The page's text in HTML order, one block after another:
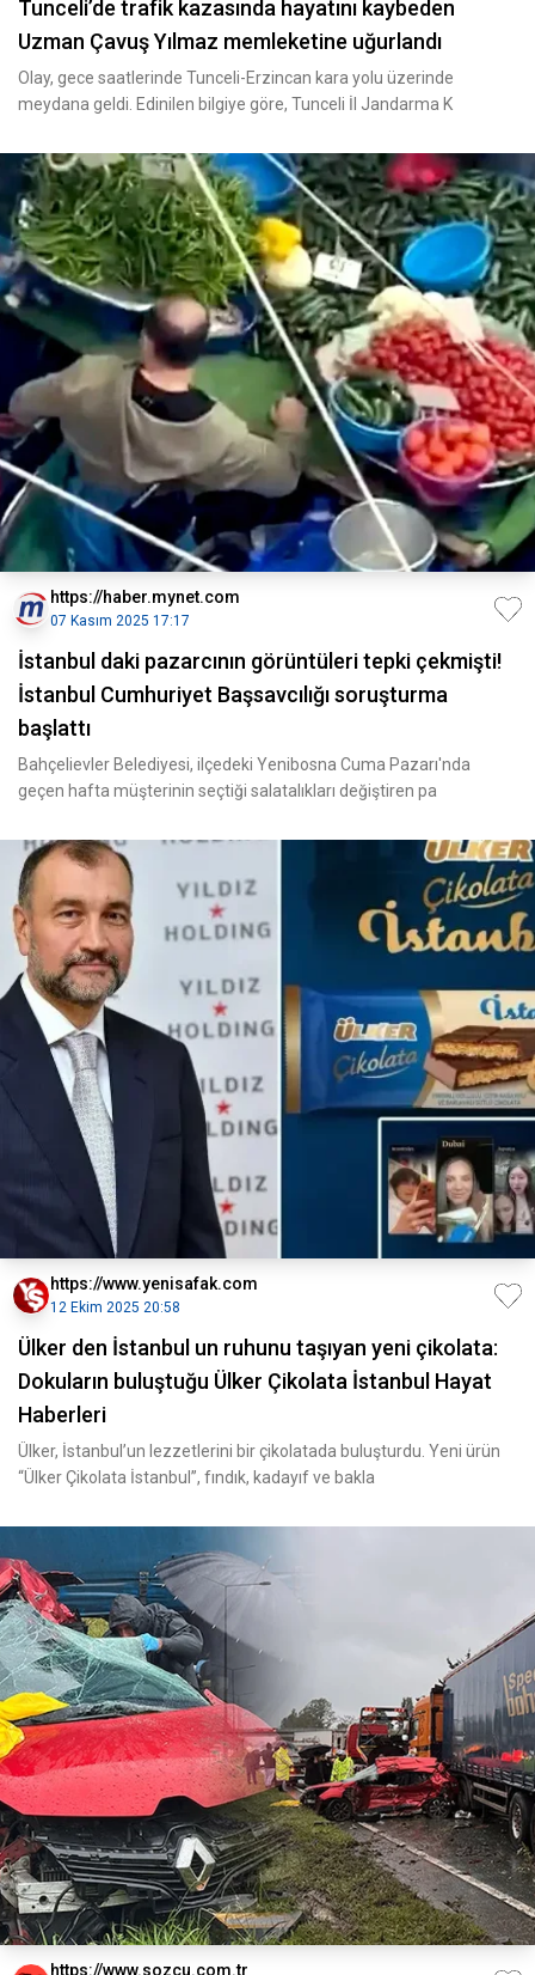
Tunceli’de trafik kazasında hayatını kaybeden
Uzman Çavuş Yılmaz memleketine uğurlandı
Olay, gece saatlerinde Tunceli-Erzincan kara yolu üzerinde
meydana geldi. Edinilen bilgiye göre, Tunceli İl Jandarma K
https://haber.mynet.com
07 Kasım 2025 17:17
İstanbul daki pazarcının görüntüleri tepki çekmişti!
İstanbul Cumhuriyet Başsavcılığı soruşturma
başlattı
Bahçelievler Belediyesi, ilçedeki Yenibosna Cuma Pazarı'nda
geçen hafta müşterinin seçtiği salatalıkları değiştiren pa
https://www.yenisafak.com
12 Ekim 2025 20:58
Ülker den İstanbul un ruhunu taşıyan yeni çikolata:
Dokuların buluştuğu Ülker Çikolata İstanbul Hayat
Haberleri
Ülker, İstanbul’un lezzetlerini bir çikolatada buluşturdu. Yeni ürün
“Ülker Çikolata İstanbul”, fındık, kadayıf ve bakla
https://www.sozcu.com.tr